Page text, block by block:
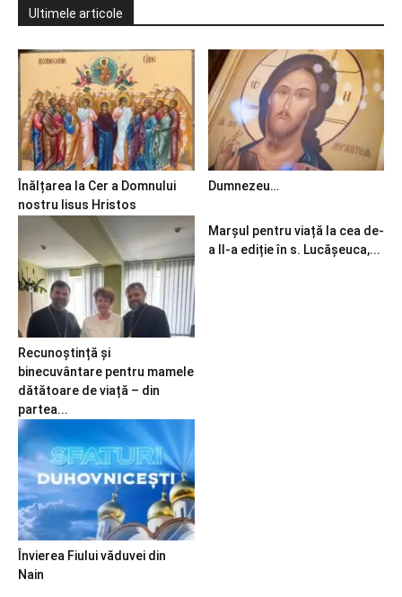
Ultimele articole
Înălțarea la Cer a Domnului
nostru Iisus Hristos
Dumnezeu…
Recunoștință și
binecuvântare pentru mamele
dătătoare de viață – din
partea...
Marșul pentru viață la cea de-
a II-a ediție în s. Lucășeuca,...
Învierea Fiului văduvei din
Nain